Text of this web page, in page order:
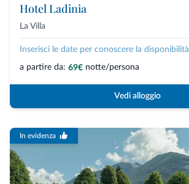
Hotel Ladinia
La Villa
Inserisci le date per conoscere la disponibilità
a partire da: 69€ notte/persona
Vedi alloggio
In evidenza